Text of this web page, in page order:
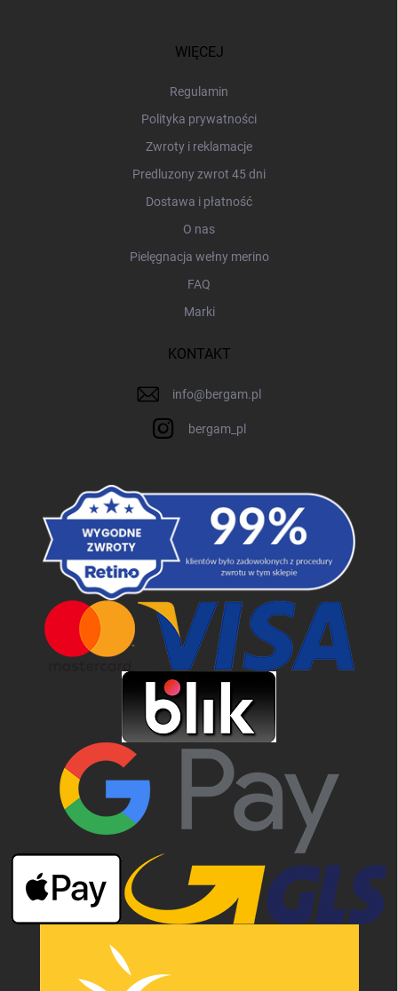
WIĘCEJ
Regulamin
Polityka prywatności
Zwroty i reklamacje
Predluzony zwrot 45 dni
Dostawa i płatność
O nas
Pielęgnacja wełny merino
FAQ
Marki
KONTAKT
info@bergam.pl
bergam_pl